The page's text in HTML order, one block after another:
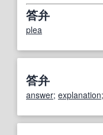
答弁
plea
答弁
answer; explanation;